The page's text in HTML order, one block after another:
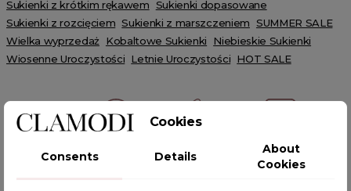
Sukienki z krótkim rękawem Sukienki dopasowane
Sukienki z rozcięciem Sukienki z marszczeniem SUMMER SALE
Wielka wyprzedaż Kobaltowe Sukienki
Niebieskie Sukienki
Wiosenne Uroczystości Letnie Uroczystości HOT SALE
POWIĄZANE TAGI
Cookies
Consents Details
About
Cookies